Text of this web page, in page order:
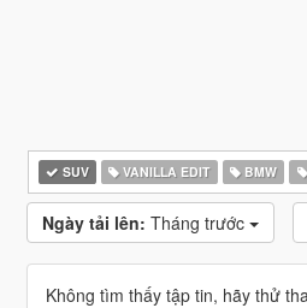
SUV VANILLA EDIT BMW
Ngày tải lên: Tháng trước
Không tìm thấy tập tin, hãy thử